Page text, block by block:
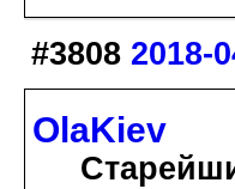
#3808 2018-
OlaKiev